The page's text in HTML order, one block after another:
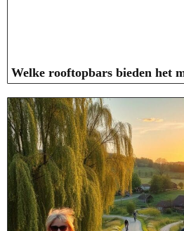
Welke rooftopbars bieden het